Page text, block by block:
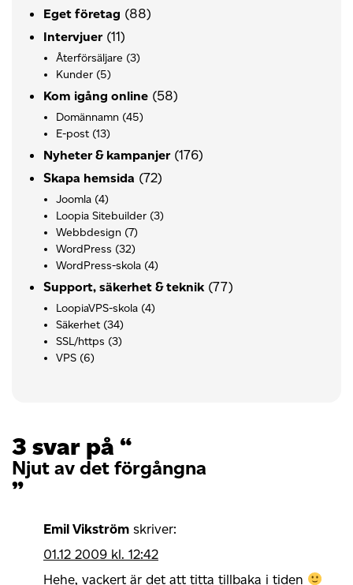
Eget företag (88)
Intervjuer (11)
Återförsäljare (3)
Kunder (5)
Kom igång online (58)
Domännamn (45)
E-post (13)
Nyheter & kampanjer (176)
Skapa hemsida (72)
Joomla (4)
Loopia Sitebuilder (3)
Webbdesign (7)
WordPress (32)
WordPress-skola (4)
Support, säkerhet & teknik (77)
LoopiaVPS-skola (4)
Säkerhet (34)
SSL/https (3)
VPS (6)
3 svar på “
Njut av det förgångna
”
Emil Vikström skriver:
01.12 2009 kl. 12:42
Hehe, vackert är det att titta tillbaka i tiden